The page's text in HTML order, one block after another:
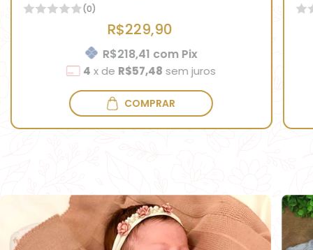
(0)
R$229,90
R$218,41 com Pix
4 xde R$57,48 sem juros
COMPRAR